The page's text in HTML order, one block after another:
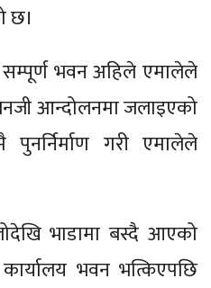
छ।
सम्पूर्ण भवन अहिले एमालेले
आन्दोलनमा जलाइएको
गरी एमालेले
भाडामा बस्दै आएको
भवन भत्किएपछि